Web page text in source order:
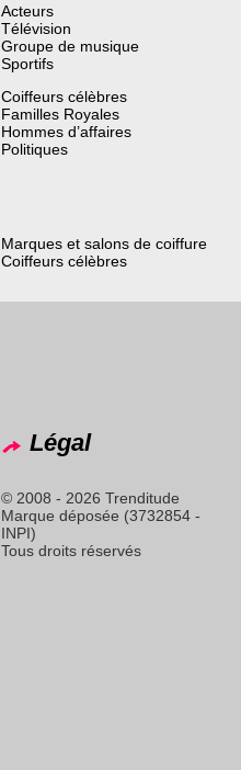
Acteurs
Télévision
Groupe de musique
Sportifs
Coiffeurs célèbres
Familles Royales
Hommes d’affaires
Politiques
Marques et salons de coiffure
Coiffeurs célèbres
Légal
© 2008 - 2026 Trenditude
Marque déposée (3732854 -
INPI)
Tous droits réservés